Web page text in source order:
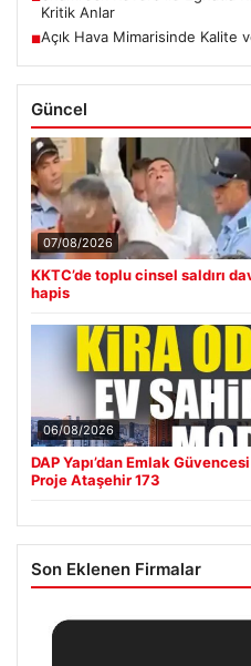
Kritik Anlar
■Açık Hava Mimarisinde Kalite
Güncel
07/08/2026
KKTC’de toplu cinsel saldırı
hapis
06/08/2026
DAP Yapı’dan Emlak
Proje Ataşehir 173
Son Eklenen Firmalar